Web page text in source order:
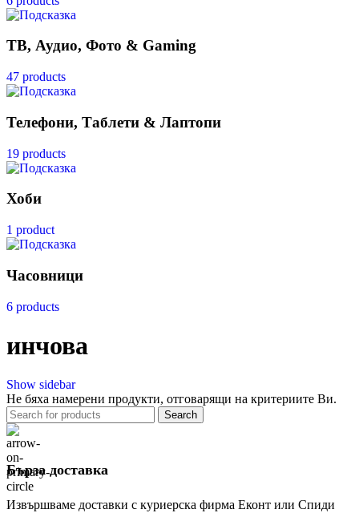
ТВ, Аудио, Фото & Gaming
47 products
Телефони, Таблети & Лаптопи
19 products
Хоби
1 product
Часовници
6 products
инчова
Show sidebar
Не бяха намерени продукти, отговарящи на критериите Ви.
Search
Бърза доставка
Извършваме доставки с куриерска фирма Еконт или Спиди